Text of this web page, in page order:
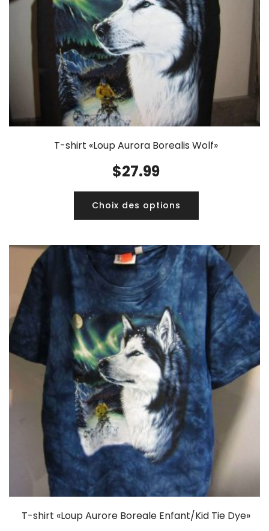
T-shirt «Loup Aurora Borealis Wolf»
$27.99
Choix des options
T-shirt «Loup Aurore Boreale Enfant/Kid Tie Dye»